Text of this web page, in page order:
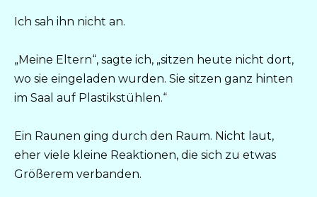
Ich sah ihn nicht an.
„Meine Eltern“, sagte ich, „sitzen heute nicht dort,
wo sie eingeladen wurden. Sie sitzen ganz hinten
im Saal auf Plastikstühlen.“
Ein Raunen ging durch den Raum. Nicht laut,
eher viele kleine Reaktionen, die sich zu etwas
Größerem verbanden.